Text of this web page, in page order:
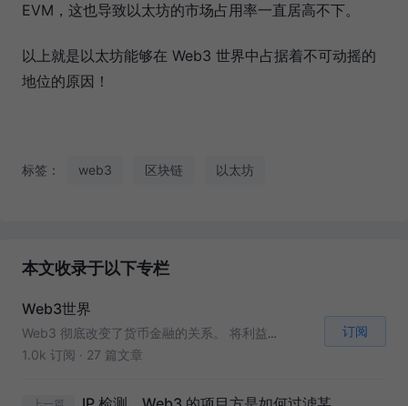
EVM，这也导致以太坊的市场占用率一直居高不下。
以上就是以太坊能够在 Web3 世界中占据着不可动摇的
地位的原因！
标签： web3 区块链 以太坊
本文收录于以下专栏
Web3世界
Web3 彻底改变了货币金融的关系。 将利益分配的权力从垄断性企业手中解放出来，归还到每一个人手中。
1.0k 订阅 · 27 篇文章
订阅